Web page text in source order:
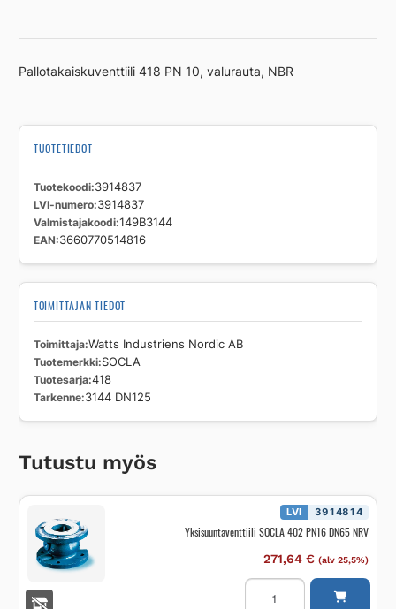
DN125
Pallotakaiskuventtiili 418 PN 10, valurauta, NBR
TUOTETIEDOT
Tuotekoodi 3914837
LVI-numero 3914837
Valmistajakoodi 149B3144
EAN 3660770514816
TOIMITTAJAN TIEDOT
Toimittaja Watts Industriens Nordic AB
Tuotemerkki SOCLA
Tuotesarja 418
Tarkenne 3144 DN125
Tutustu myös
LVI 3914814
Yksisuuntaventtiili SOCLA 402 PN16 DN65 NRV
271,64 € (alv 25,5%)
Yksisuuntaventtiili
SOCLA